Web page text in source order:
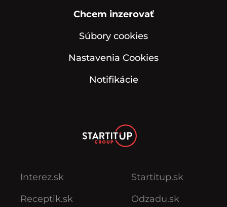
Chcem inzerovať
Súbory cookies
Nastavenia Cookies
Notifikácie
Interez.sk
Receptik.sk
Startitup.sk
Odzadu.sk